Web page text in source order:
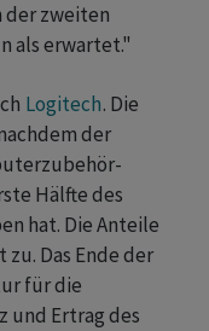
der zweiten
als erwartet."
Logitech. Die
der
Hälfte des
hat. Die Anteile
zu. Das Ende der
für die
und Ertrag des